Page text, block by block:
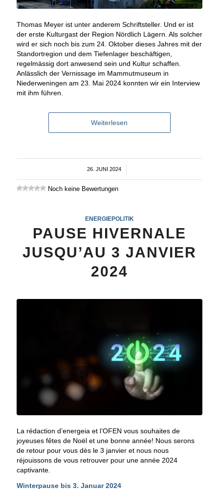
Thomas Meyer ist unter anderem Schriftsteller. Und er ist
der erste Kulturgast der Region Nördlich Lägern. Als solcher
wird er sich noch bis zum 24. Oktober dieses Jahres mit der
Standortregion und dem Tiefenlager beschäftigen,
regelmässig dort anwesend sein und Kultur schaffen.
Anlässlich der Vernissage im Mammutmuseum in
Niederweningen am 23. Mai 2024 konnten wir ein Interview
mit ihm führen.
Weiterlesen
26. JUNI 2024
/
Noch keine Bewertungen
ENERGIEPOLITIK
PAUSE HIVERNALE
JUSQU’AU 3 JANVIER
2024
La rédaction d’energeia et l’OFEN vous souhaites de
joyeuses fêtes de Noël et une bonne année! Nous serons
de retour pour vous dès le 3 janvier et nous nous
réjouissons de vous retrouver pour une année 2024
captivante.
Winterpause bis 3. Januar 2024